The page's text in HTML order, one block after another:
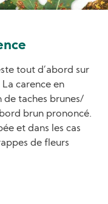
tout d’abord sur
La carence en
de taches brunes/
brun prononcé.
et dans les cas
de fleurs